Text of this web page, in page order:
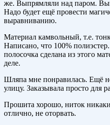
же. Выпрямляли над паром.
Надо будет ещё провести
выравниванию.
Материал камвольный, т.е.
Написано, что 100%
полосочка сделана из этого
деле.
Шляпа мне понравилась. Ещё
улицу. Заказывала просто для
Прошита хорошо, ниток
отлично, не оторвать.